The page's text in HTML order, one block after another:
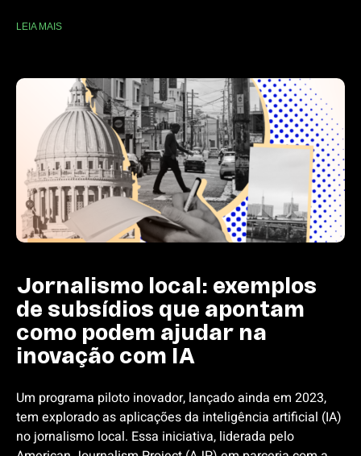
LEIA MAIS
Jornalismo local: exemplos
de subsídios que apontam
como podem ajudar na
inovação com IA
Um programa piloto inovador, lançado ainda em 2023,
tem explorado as aplicações da inteligência artificial (IA)
no jornalismo local. Essa iniciativa, liderada pelo